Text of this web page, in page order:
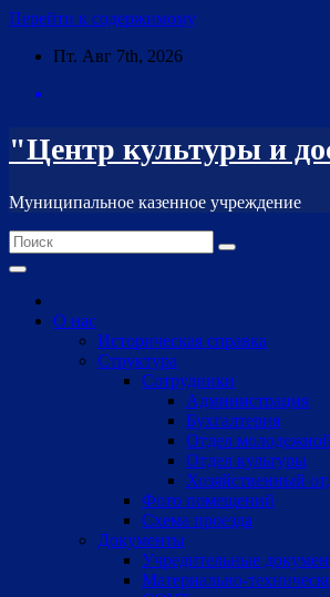
Перейти к содержимому
Пт. Авг 7th, 2026
"Центр культуры и
Муниципальное казенное учреждение
О нас
Историческая справка
Структура
Сотрудники
Администрация
Бухгалтерия
Отдел
Отдел культуры
Хозяйственный
Фото помещений
Схема проезда
Документы
Учредительные
Материально-